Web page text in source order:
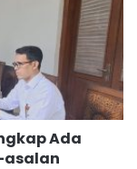
Ada
asalan